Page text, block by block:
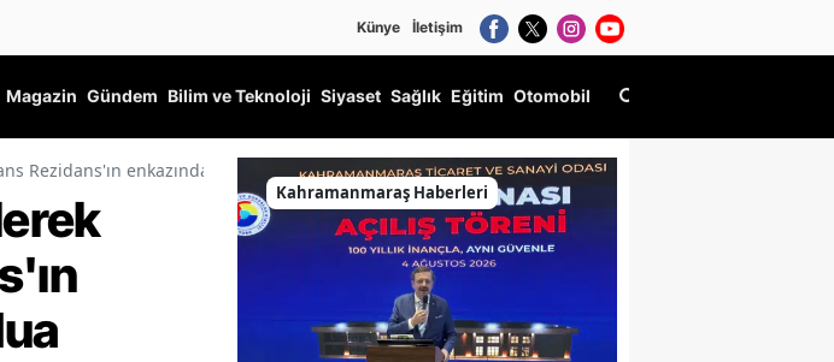
Künye İletişim
Magazin Gündem Bilim ve Teknoloji Siyaset Sağlık Eğitim Otomobil
Rezidans'ın enkazında yürek burkan dua
Kahramanmaraş Haberleri